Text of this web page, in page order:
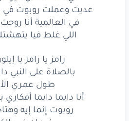
عديت وعملت روبوت في
في العالمية أنا
اللي غلط فيا
رامز يا رامز يا
بالصلاة على النبي
طول عمري
أنا دايما دايما
روبوت إنما إيه